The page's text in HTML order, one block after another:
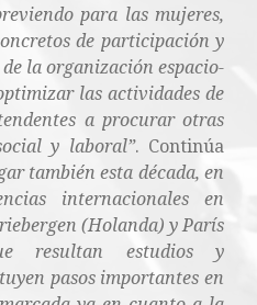
para las mujeres,
de participación y
la organización espacio-
las actividades de
a procurar otras
y laboral”. Continúa
también esta década, en
internacionales en
(Holanda) y París
resultan estudios y
pasos importantes en